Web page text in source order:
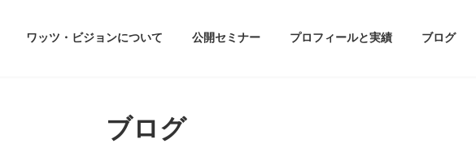
ワッツ・ビジョンについて 公開セミナー プロフィールと実績 ブログ
ブログ